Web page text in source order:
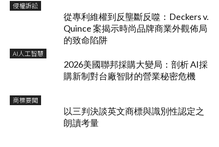
侵權訴訟
從專利維權到反壟斷反噬：Deckers v.
Quince 案揭示時尚品牌商業外觀佈局
的致命陷阱
AI人工智慧
2026美國聯邦採購大變局：剖析 AI採
購新制對台廠智財的營業秘密危機
商標要聞
以三判決談英文商標與識別性認定之
朗讀考量